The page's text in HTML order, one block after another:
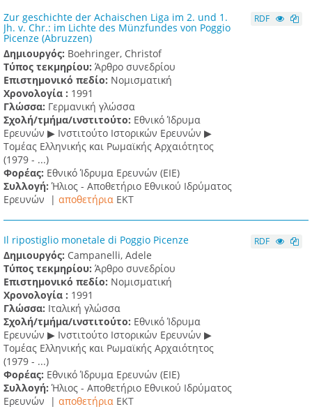
Zur geschichte der Achaischen Liga im 2. und 1.
Jh. v. Chr.: im Lichte des Münzfundes von Poggio
Picenze (Abruzzen)
Δημιουργός: Boehringer, Christof
Τύπος τεκμηρίου: Άρθρο συνεδρίου
Επιστημονικό πεδίο: Νομισματική
Χρονολογία : 1991
Γλώσσα: Γερμανική γλώσσα
Σχολή/τμήμα/ινστιτούτο: Εθνικό Ίδρυμα
Ερευνών ▶ Ινστιτούτο Ιστορικών Ερευνών ▶
Τομέας Ελληνικής και Ρωμαϊκής Αρχαιότητος
(1979 - ...)
Φορέας: Εθνικό Ίδρυμα Ερευνών (ΕΙΕ)
Συλλογή:Ήλιος - Αποθετήριο Εθνικού Ιδρύματος
Ερευνών | αποθετήρια EKT
RDF
Il ripostiglio monetale di Poggio Picenze
Δημιουργός: Campanelli, Adele
Τύπος τεκμηρίου: Άρθρο συνεδρίου
Επιστημονικό πεδίο: Νομισματική
Χρονολογία : 1991
Γλώσσα: Ιταλική γλώσσα
Σχολή/τμήμα/ινστιτούτο: Εθνικό Ίδρυμα
Ερευνών ▶ Ινστιτούτο Ιστορικών Ερευνών ▶
Τομέας Ελληνικής και Ρωμαϊκής Αρχαιότητος
(1979 - ...)
Φορέας: Εθνικό Ίδρυμα Ερευνών (ΕΙΕ)
Συλλογή:Ήλιος - Αποθετήριο Εθνικού Ιδρύματος
Ερευνών | αποθετήρια EKT
RDF